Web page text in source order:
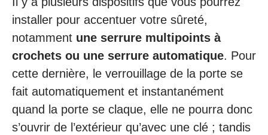
installer pour accentuer votre sûreté,
notamment une serrure multipoints à
crochets ou une serrure automatique. Pour
cette dernière, le verrouillage de la porte se
fait automatiquement et instantanément
quand la porte se claque, elle ne pourra donc
s’ouvrir de l’extérieur qu’avec une clé ; tandis